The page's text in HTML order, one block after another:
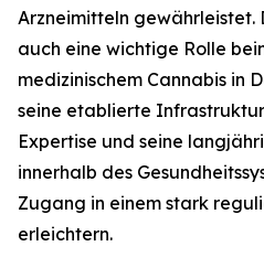
Arzneimitteln gewährleistet.
auch eine wichtige Rolle
medizinischem Cannabis in
seine etablierte
Expertise und seine
innerhalb des
Zugang in einem stark
erleichtern.